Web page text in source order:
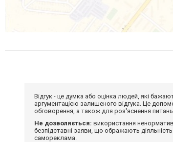
Відгук - це думка або оцінка людей, які
аргументацією залишеного відгука. Це
обговорення, а також для роз'яснення
Не дозволяється: використання
безпідставні заяви, що ображають
самореклама.